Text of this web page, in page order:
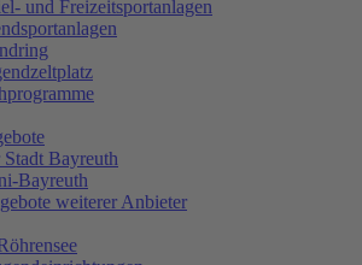
und Freizeitsportanlagen
Stadt Bayreuth
Bayreuth
weiterer Anbieter